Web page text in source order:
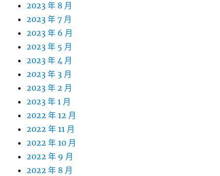
2023 年 8 月
2023 年 7 月
2023 年 6 月
2023 年 5 月
2023 年 4 月
2023 年 3 月
2023 年 2 月
2023 年 1 月
2022 年 12 月
2022 年 11 月
2022 年 10 月
2022 年 9 月
2022 年 8 月